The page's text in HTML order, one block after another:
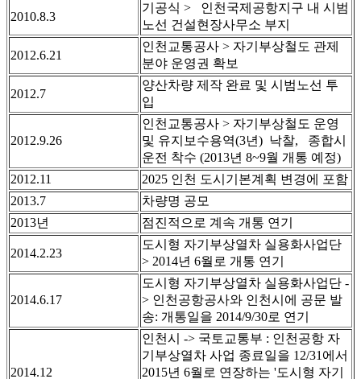
2010.8.3
기공식 > 인천국제공항지구 내 시범
노선 건설현장사무소 부지
2012.6.21
인천교통공사 > 자기부상철도 관제
분야 운영권 확보
2012.7
양산차량 제작 완료 및 시범노선 투
입
2012.9.26
인천교통공사 > 자기부상철도 운영
및 유지보수용역(3년) 낙찰, 종합시
운전 착수 (2013년 8~9월 개통 예정)
2012.11
2025 인천 도시기본계획 변경에 포함
2013.7
차량명 공모
2013년
점진적으로 계속 개통 연기
2014.2.23
도시형 자기부상열차 실용화사업단
> 2014년 6월로 개통 연기
2014.6.17
도시형 자기부상열차 실용화사업단 -
> 인천공항공사와 인천시에 공문 발
송: 개통일을 2014/9/30로 연기
2014.12
인천시 -> 국토교통부 : 인천공항 자
기부상열차 사업 종료일을 12/31에서
2015년 6월로 연장하는 '도시형 자기